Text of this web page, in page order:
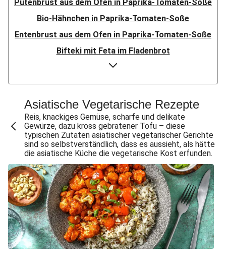
Putenbrust aus dem Ofen in Paprika-Tomaten-Soße
Bio-Hähnchen in Paprika-Tomaten-Soße
Entenbrust aus dem Ofen in Paprika-Tomaten-Soße
Bifteki mit Feta im Fladenbrot
Doppelt Putenbrust aus dem Ofen
Bio-Hähnchen in Paprika-Tomaten-Soße
Speckknödel auf warmem Krautsalat
Crispy Chicken & Pommes aus dem Air-Fryer
Doppelt Chicken & Pommes aus dem Air-Fryer
Bio-Rindersteak in dunkler Zwiebelsoße
Knödel mit doppelt Bacon auf warmem Krautsalat
Gewürzte Aubergine mit Bulgur
Doppelt Lammhack-Köfte mit Dilldip
Bio-Schweinemedaillons in dunkler Zwiebelsoße
Crispy Schweinesteak & Pommes aus dem Air-Fryer
Klassisches Gulasch mit doppelt Schweinefilet
Asiatische Vegetarische Rezepte
Reis, knackiges Gemüse, scharfe und delikate
Gewürze, dazu kross gebratener Tofu – diese
typischen Zutaten asiatischer vegetarischer Gerichte
sind so selbstverständlich, dass es aussieht, als hätte
die asiatische Küche die vegetarische Kost erfunden.